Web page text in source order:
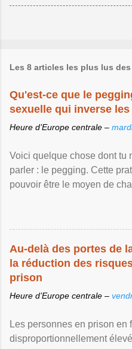
Les 8 articles les plus lus
Qu'est-ce que le
sexuelle qui inverse
Heure d’Europe centrale –
Voici quelque chose dont tu
parler : le pegging. Cette
pouvoir être le moyen de
Au-delà des portes de
la réduction des
prison
Heure d’Europe centrale –
Les personnes en prison en
disproportionnellement